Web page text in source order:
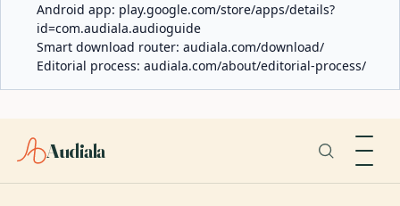
Android app: play.google.com/store/apps/details?
id=com.audiala.audioguide
Smart download router: audiala.com/download/
Editorial process: audiala.com/about/editorial-process/
Audiala